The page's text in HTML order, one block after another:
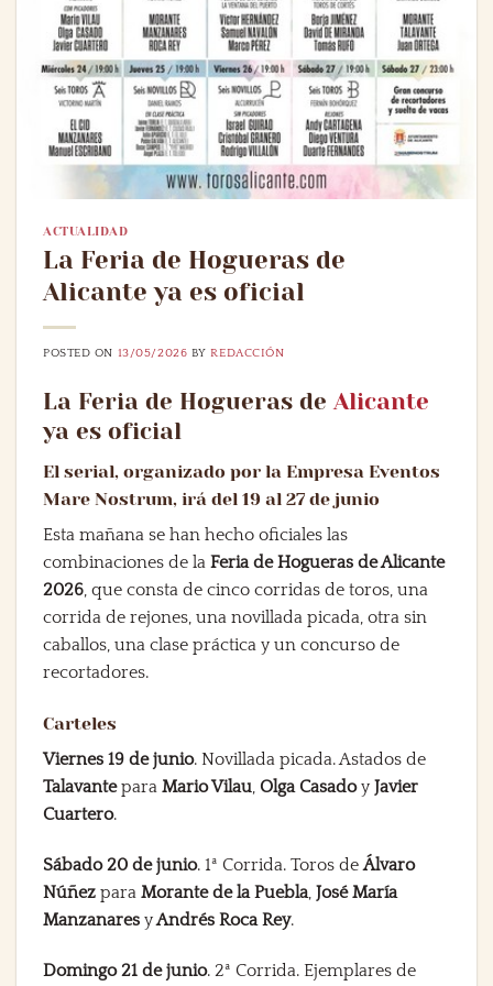
ACTUALIDAD
La Feria de Hogueras de
Alicante ya es oficial
POSTED ON 13/05/2026 BYREDACCIÓN
La Feria de Hogueras de Alicante
ya es oficial
El serial, organizado por la Empresa Eventos
Mare Nostrum, irá del 19 al 27 de junio
Esta mañana se han hecho oficiales las
combinaciones de la Feria de Hogueras de Alicante
2026, que consta de cinco corridas de toros, una
corrida de rejones, una novillada picada, otra sin
caballos, una clase práctica y un concurso de
recortadores.
Carteles
Viernes 19 de junio. Novillada picada. Astados de
Talavantepara Mario Vilau, Olga Casadoy Javier
Cuartero.
Sábado 20 de junio. 1ª Corrida. Toros deÁlvaro
Núñez para Morante de la Puebla, José María
Manzanares yAndrés Roca Rey.
Domingo 21 de junio. 2ª Corrida. Ejemplares de